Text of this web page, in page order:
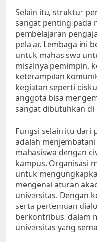
Selain itu, struktur
sangat penting pada
pembelajaran
pelajar. Lembaga ini
untuk mahasiswa
misalnya pemimpin,
keterampilan
kegiatan seperti
anggota bisa
sangat dibutuhkan di
Fungsi selain itu dari
adalah
mahasiswa dengan
kampus. Organisasi
untuk
mengenai aturan
universitas. Dengan
serta pertemuan
berkontribusi dalam
universitas yang